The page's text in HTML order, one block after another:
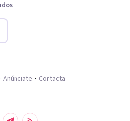
Anúnciate Contacta